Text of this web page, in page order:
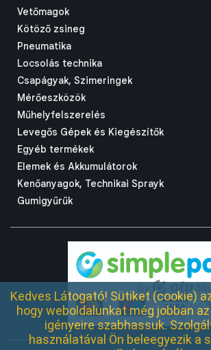
Vetőmagok
Kötöző zsineg
Pneumatika
Locsolás technika
Csapágyak, Szimeringek
Mérőeszközök
Műhelyfelszerelés
Levegős Gépek és Kiegészítők
Egyéb termékek
Elemek és Akkumulátorok
Kenőanyagok, Technikai Sprayk
Gumigyűrűk
Kedves Látogató! Sütiket (cookie)
hogy weboldalunkat még jobban
igényeire szabhassuk.
használatával Ön beleegyezik a